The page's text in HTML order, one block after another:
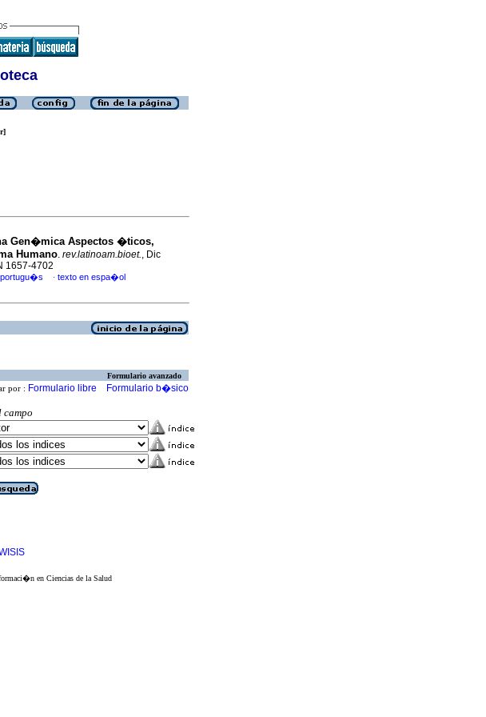
Gen�mica Aspectos �ticos,
Humano. rev.latinoam.bioet., Dic
1657-4702
portugu�s · texto en espa�ol
Formulario avanzado
por : Formulario libre Formulario b�sico
campo
en Ciencias de la Salud